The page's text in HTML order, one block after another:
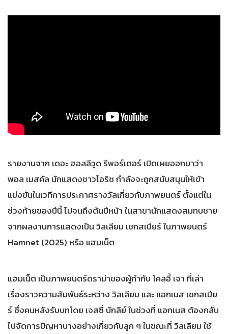
รายงานจาก เดอะ ฮอลลีวูด รีพอร์เตอร์ เปิดเผยออกมาว่า
พอล เมสคัล นักแสดงชาวไอริช กำลังจะถูกสนับสนุนให้เข้า
แข่งขันในเวทีการประกาศรางวัลเกี่ยวกับภาพยนตร์ ตั้งแต่ใน
ช่วงท้ายของปีนี้ ไปจนถึงต้นปีหน้า ในสาขานักแสดงสมทบชาย
จากผลงานการแสดงเป็น วิลเลียม เชกสเปียร์ ในภาพยนตร์
Hamnet (2025) หรือ แฮมเน็ต
แฮมเน็ต เป็นภาพยนตร์ดราม่าของผู้กำกับ โคลอี้ เจา ที่เล่า
เรื่องราวความสัมพันธ์ระหว่าง วิลเลียม และ แอกเนส เชกสเปีย
ร์ ซึ่งคนหลังรับบทโดย เจสซี่ บักลีย์ ในช่วงที่ แอกเนส ต้องกลับ
ไปจัดการปัญหาบางอย่างเกี่ยวกับลูก ๆ ในขณะที่ วิลเลียม ใช้